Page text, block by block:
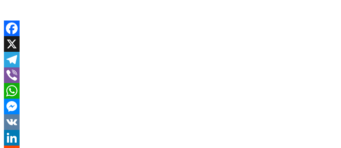
Facebook
X
Telegram
Viber
WhatsApp
Messenger
VK